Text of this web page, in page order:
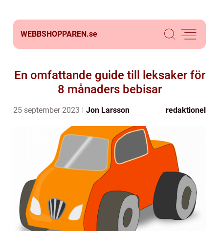
WEBBSHOPPAREN.se
En omfattande guide till leksaker för
8 månaders bebisar
25 september 2023 Jon Larsson redaktionel